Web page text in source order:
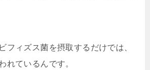
フィズス菌を摂取するだけでは、
れているんです。